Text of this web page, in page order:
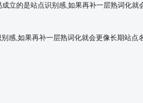
立的是站点识别感,如果再补一层熟词化
感,如果再补一层熟词化就会更像长期站点